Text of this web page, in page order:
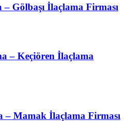
– Gölbaşı İlaçlama Firması
– Keçiören İlaçlama
– Mamak İlaçlama Firması